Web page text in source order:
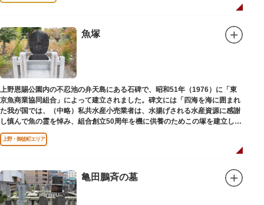
魚塚
上野恩賜公園内の不忍池の弁天島にある石碑で、昭和51年（1976）に「東
京魚商業協同組合」によって建立されました。碑文には「四海を海に囲まれ
た我が国では、（中略）私共水産小売業者は、水揚げされる水産資源に感謝
し慎んで魚の霊を悼み、組合創立50周年を機に供養のためこの塚を建立しま
す」とあります。
上野・御徒町エリア
亀田鵬斉の墓